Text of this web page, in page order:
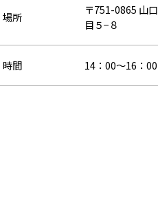
場所
〒751-0865 山
目５−８
時間 14：00～16：00